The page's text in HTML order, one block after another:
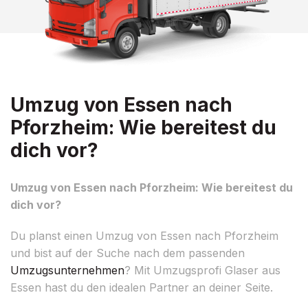
Umzug von Essen nach
Pforzheim: Wie bereitest du
dich vor?
Umzug von Essen nach Pforzheim: Wie bereitest du
dich vor?
Du planst einen Umzug von Essen nach Pforzheim
und bist auf der Suche nach dem passenden
Umzugsunternehmen? Mit Umzugsprofi Glaser aus
Essen hast du den idealen Partner an deiner Seite.